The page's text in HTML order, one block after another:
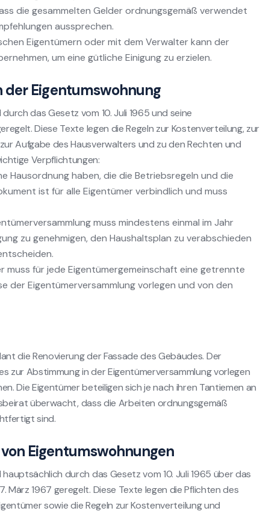
die gesammelten Gelder ordnungsgemäß verwendet
aussprechen.
Eigentümern oder mit dem Verwalter kann der
um eine gütliche Einigung zu erzielen.
Eigentumswohnung
das Gesetz vom 10. Juli 1965 und seine
Diese Texte legen die Regeln zur Kostenverteilung, zur
Aufgabe des Hausverwalters und zu den Rechten und
Verpflichtungen:
Hausordnung haben, die die Betriebsregeln und die
ist für alle Eigentümer verbindlich und muss
muss mindestens einmal im Jahr
zu genehmigen, den Haushaltsplan zu verabschieden
muss für jede Eigentümergemeinschaft eine getrennte
der Eigentümerversammlung vorlegen und von den
die Renovierung der Fassade des Gebäudes. Der
zur Abstimmung in der Eigentümerversammlung vorlegen
Die Eigentümer beteiligen sich je nach ihren Tantiemen an
überwacht, dass die Arbeiten ordnungsgemäß
sind.
Eigentumswohnungen
durch das Gesetz vom 10. Juli 1965 über das
März 1967 geregelt. Diese Texte legen die Pflichten des
sowie die Regeln zur Kostenverteilung und